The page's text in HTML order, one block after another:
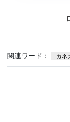
関連ワード： カネ